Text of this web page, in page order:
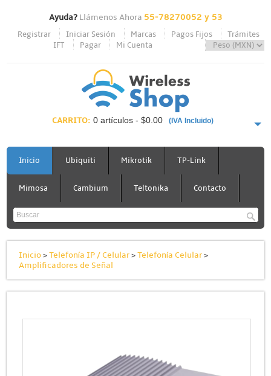
Ayuda?Llámenos Ahora 55-78270052 y 53
Registrar Iniciar Sesión Marcas Pagos Fijos
Trámites
IFT
Pagar Mi Cuenta
CARRITO: 0 artículos - $0.00 (IVA Incluido)
PAGAR AHORA
Inicio Ubiquiti Mikrotik TP-Link
Mimosa Cambium Teltonika Contacto
Inicio>Telefonía IP / Celular>Telefonía Celular>
Amplificadores de Señal